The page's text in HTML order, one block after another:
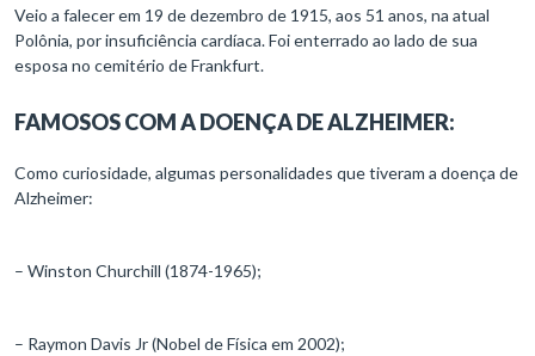
Veio a falecer em 19 de dezembro de 1915, aos 51 anos, na atual
Polônia, por insuficiência cardíaca. Foi enterrado ao lado de sua
esposa no cemitério de Frankfurt.
FAMOSOS COM A DOENÇA DE ALZHEIMER:
Como curiosidade, algumas personalidades que tiveram a doença de
Alzheimer:
– Winston Churchill (1874-1965);
– Raymon Davis Jr (Nobel de Física em 2002);